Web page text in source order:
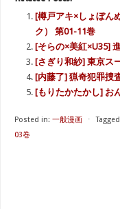
[樽戸アキ×しょぼん
ク） 第01-11巻
[そらの×美紅×U35]
[さぎり和紗] 東京ス
[内藤了] 猟奇犯罪捜
[もりたかたかし] お
Posted in: 一般漫画 ⋅
03巻